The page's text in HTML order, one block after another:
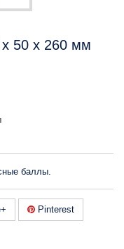
х 50 х 260 мм
баллы.
Pinterest